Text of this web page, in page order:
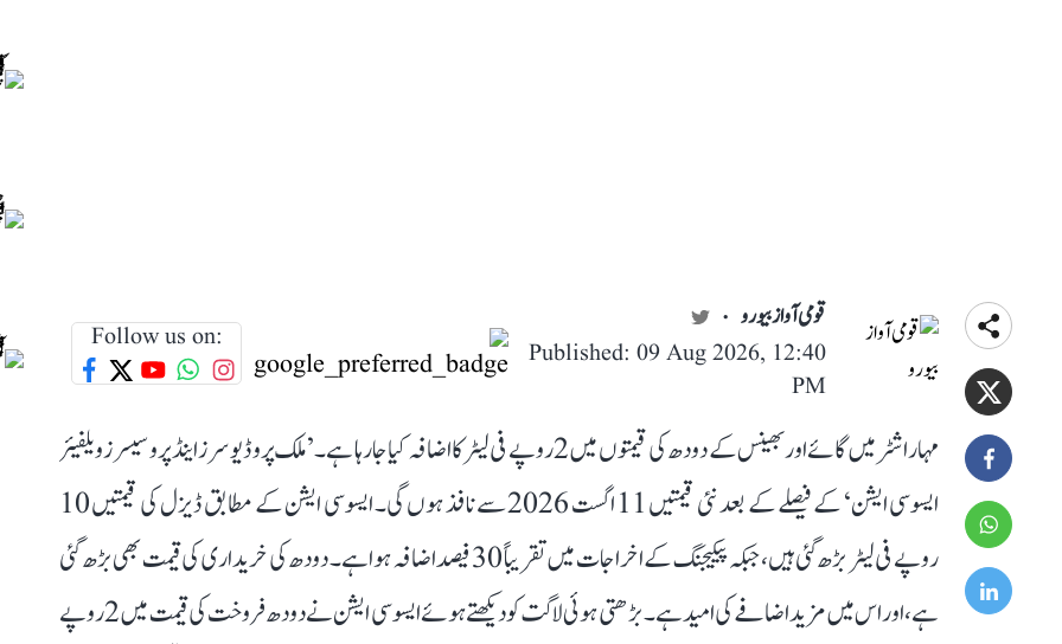
قومی آواز بیورو
Published: 09 Aug 2026, 12:40
PM
Follow us on:
مہاراشٹر میں گائے اور بھینس کے دودھ کی قیمتوں میں 2 روپے فی لیٹر کا اضافہ کیا جا رہا ہے۔ ’ملک پروڈیوسرز اینڈ پروسیسرز ویلفیئر
ایسوسی ایشن‘ کے فیصلے کے بعد نئی قیمتیں 11 اگست 2026 سے نافذ ہوں گی۔ ایسوسی ایشن کے مطابق ڈیزل کی قیمتیں 10
روپے فی لیٹر بڑھ گئی ہیں، جبکہ پیکیجنگ کے اخراجات میں تقریباً 30 فیصد اضافہ ہوا ہے۔ دودھ کی خریداری کی قیمت بھی بڑھ گئی
ہے، اور اس میں مزید اضافے کی امید ہے۔ بڑھتی ہوئی لاگت کو دیکھتے ہوئے ایسوسی ایشن نے دودھ فروخت کی قیمت میں 2 روپے